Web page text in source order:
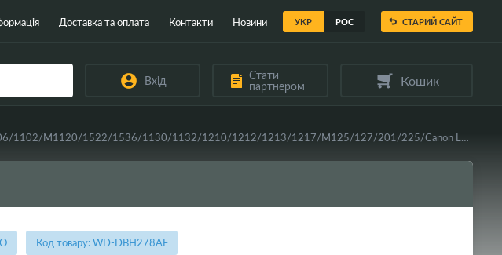
УКР РОС
Доставка та оплата Контакти Новини СТАРИЙ САЙТ
Вхід Стати
партнером Кошик
Лезо дозуюче WELLDO HP LJ P1005/1006/1007/1008/1505/1566/1606/1102/M1120/1522/1536/1130/1132/1210/1212/1213/1217/M125/127/201/225/Canon LBP3010/3020/3100/6000/6200/MF4410/4430/4450/4550/4570/4580/CB435A/436A/278A/283A/285A/Canon 712/725/726/728/737, з поролоном!
Код товару: WD-DBH278AF